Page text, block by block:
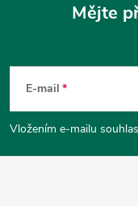
p
a
Mějte
E-mail
Vložením e-mailu